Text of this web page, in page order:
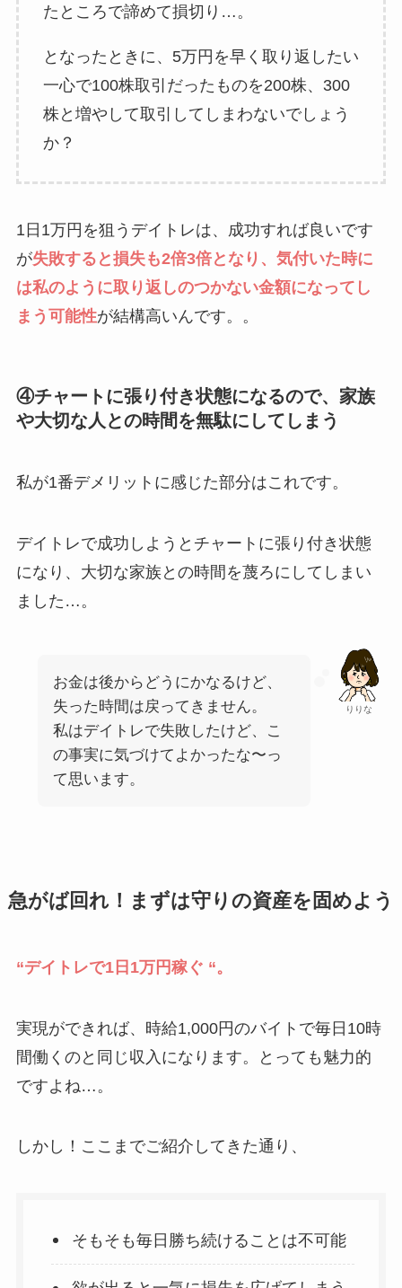
たところで諦めて損切り…。
となったときに、5万円を早く取り返したい
一心で100株取引だったものを200株、300
株と増やして取引してしまわないでしょう
か？
1日1万円を狙うデイトレは、成功すれば良いです
が失敗すると損失も2倍3倍となり、気付いた時に
は私のように取り返しのつかない金額になってし
まう可能性が結構高いんです。。
④チャートに張り付き状態になるので、家族
や大切な人との時間を無駄にしてしまう
私が1番デメリットに感じた部分はこれです。
デイトレで成功しようとチャートに張り付き状態
になり、大切な家族との時間を蔑ろにしてしまい
ました…。
りりな
お金は後からどうにかなるけど、
失った時間は戻ってきません。
私はデイトレで失敗したけど、こ
の事実に気づけてよかったな〜っ
て思います。
急がば回れ！まずは守りの資産を固めよう
“デイトレで1日1万円稼ぐ “。
実現ができれば、時給1,000円のバイトで毎日10時
間働くのと同じ収入になります。とっても魅力的
ですよね…。
しかし！ここまでご紹介してきた通り、
そもそも毎日勝ち続けることは不可能